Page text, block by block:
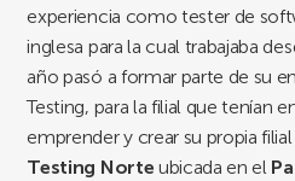
experiencia como tester de
inglesa para la cual trabajaba
año pasó a formar parte de su
Testing, para la filial que tenían
emprender y crear su propia
Testing Norte ubicada en el